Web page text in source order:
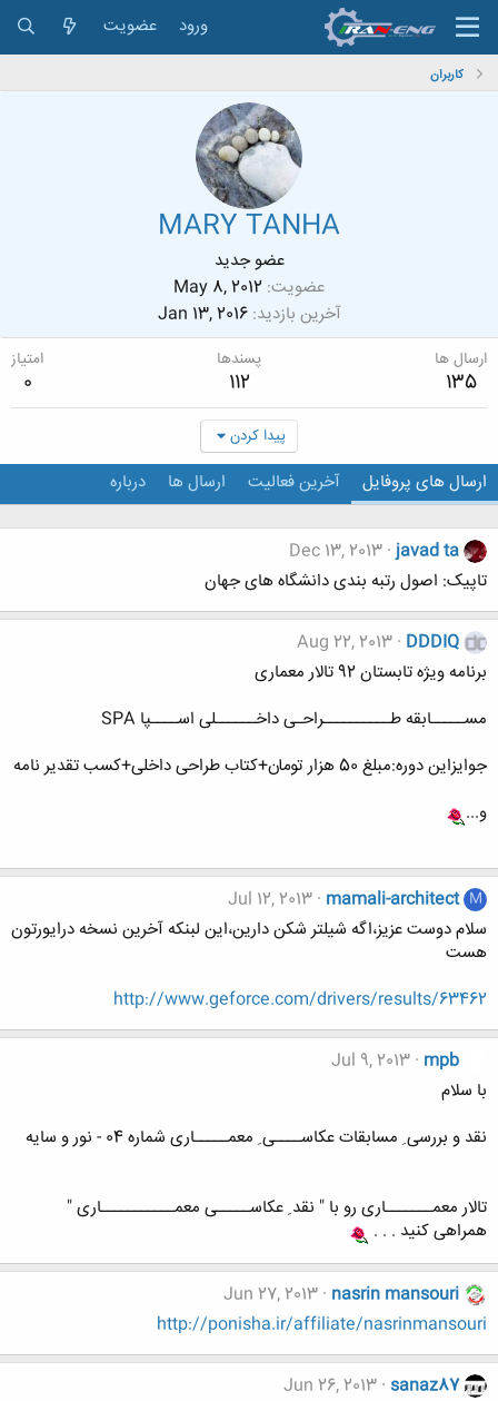
ورود عضویت
کاربران
MARY TANHA
عضو جدید
عضویت May 8, 2012
آخرین بازدید Jan 13, 2016
ارسال ها
135
پسندها
112
امتیاز
0
پیدا کردن
ارسال های پروفایل آخرین فعالیت ارسال ها درباره
javad ta
Dec 13, 2013
تاپیک: اصول رتبه بندی دانشگاه های جهان
DDDIQ
Aug 22, 2013
برنامه ویژه تابستان 92 تالار معماری
مســـــابقه طــــــــــراحـی داخــــــلی اســــپا SPA
جوایزاین دوره:مبلغ 50 هزار تومان+کتاب طراحی داخلی+کسب تقدیر نامه
و...
M
mamali-architect
Jul 12, 2013
سلام دوست عزیز،اگه شیلتر شکن دارین،این لبنکه آخرین نسخه درایورتون
هست
http://www.geforce.com/drivers/results/63462
mpb
Jul 9, 2013
با سلام
نقد و بررسی ِ مسابقات عکاســــی ِ معمـــــاری شماره 04 - نور و سایه
تالار معمـــــــاری رو با " نقد ِ عکاســـــی معمـــــــــــاری "
همراهی کنید . . .
nasrin mansouri
Jun 27, 2013
http://ponisha.ir/affiliate/nasrinmansouri
sanaz87
Jun 26, 2013